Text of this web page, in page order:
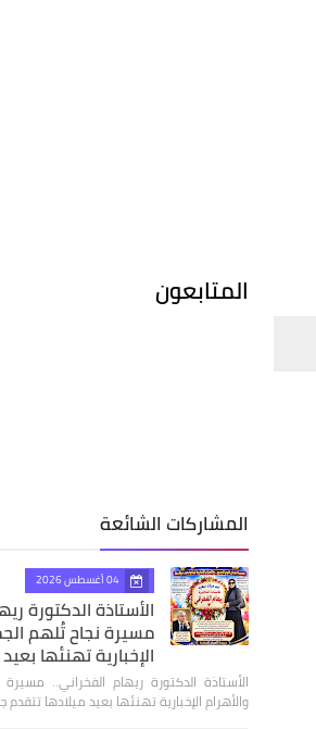
المتابعون
المشاركات الشائعة
04 أغسطس 2026
الأستاذة الدكتورة
مسيرة نجاح تُلهم
الإخبارية تهنئها
الأستاذة الدكتورة ريهام الفخراني..
والأهرام الإخبارية تهنئها بعيد ميلادها تتقدم